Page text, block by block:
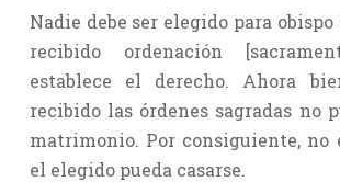
Nadie debe ser elegido para
recibido ordenación
establece el derecho. Ahora
recibido las órdenes sagradas no
matrimonio. Por consiguiente, no
el elegido pueda casarse.